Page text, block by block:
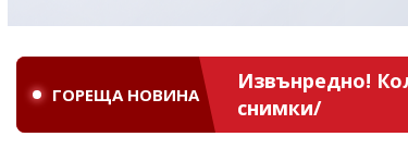
ГОРЕЩА НОВИНА
Извънредно!
снимки/